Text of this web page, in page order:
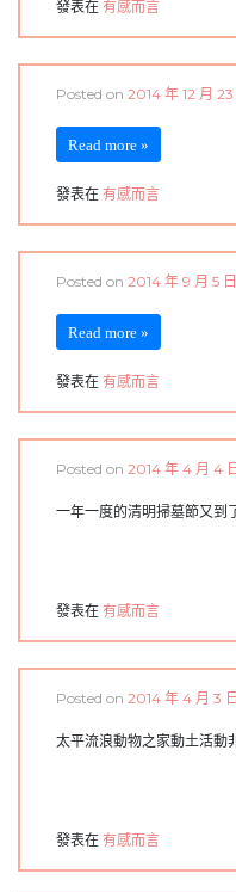
發表在 有感而言
Posted on 2014 年 12 月 23
Read more »
發表在 有感而言
Posted on 2014 年 9 月 5 日
Read more »
發表在 有感而言
Posted on 2014 年 4 月 4 日
一年一度的清明掃墓節又到
發表在 有感而言
Posted on 2014 年 4 月 3 日
太平流浪動物之家動土活動
發表在 有感而言